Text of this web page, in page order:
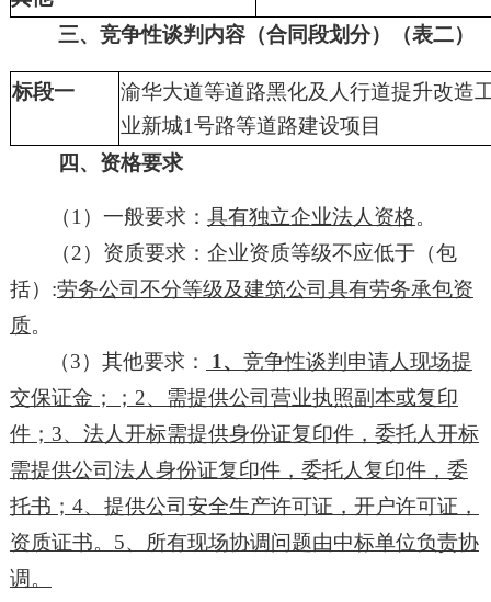
三、竞争性谈判内容（合同段划分）（表二）
标段一
渝华大道等道路黑化及人行道提升改造
业新城1号路等道路建设项目
四、资格要求
（1）一般要求： 具有独立企业法人资格。
（2）资质要求：企业资质等级不应低于（包
括）:劳务公司不分等级及建筑公司具有劳务承包资
质。
（3）其他要求： 1、 竞争性谈判 申请人现场提
交保证金 ；； 2、 需提供公司营业执照副本或复印
件； 3、法人开标需提供身份证复印件，委托人开标
需提供公司法人身份证复印件，委托人复印件，委
托书；4、提供公司安全生产许可证，开户许可证，
资质证书。 5、所有现场协调问题由中标单位负责协
调。